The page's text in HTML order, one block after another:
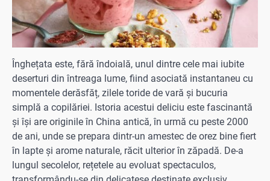
Înghețata este, fără îndoială, unul dintre cele mai iubite
deserturi din întreaga lume, fiind asociată instantaneu cu
momentele derăsfăț, zilele toride de vară și bucuria
simplă a copilăriei. Istoria acestui deliciu este fascinantă
și își are originile în China antică, în urmă cu peste 2000
de ani, unde se prepara dintr-un amestec de orez bine fiert
în lapte și arome naturale, răcit ulterior în zăpadă. De-a
lungul secolelor, rețetele au evoluat spectaculos,